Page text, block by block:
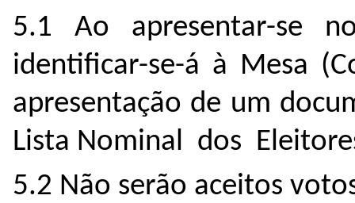
5.1 Ao apresentar-se
identificar-se-á à Mesa
apresentação de um
Lista Nominal dos
5.2 Não serão aceitos